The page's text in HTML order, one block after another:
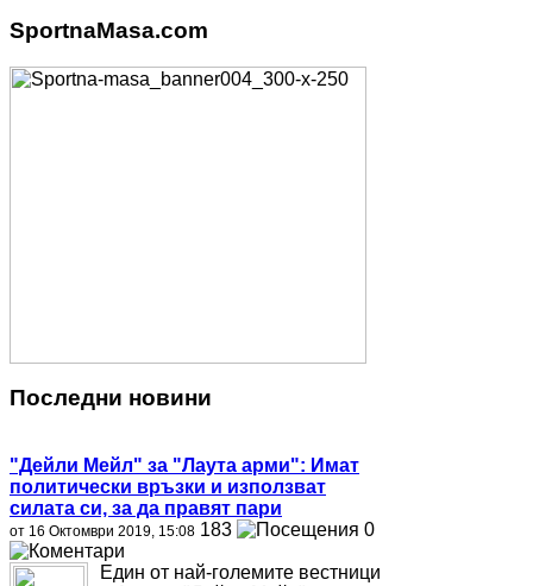
SportnaMasa.com
Последни новини
"Дейли Мейл" за "Лаута арми": Имат
политически връзки и използват
силата си, за да правят пари
от 16 Октомври 2019, 15:08 183 0
Един от най-големите вестници